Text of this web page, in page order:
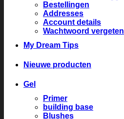
Bestellingen
Addresses
Account details
Wachtwoord vergeten
My Dream Tips
Nieuwe producten
Gel
Primer
building base
Blushes